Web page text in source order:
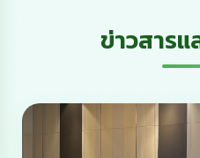
ข่าวสารแ